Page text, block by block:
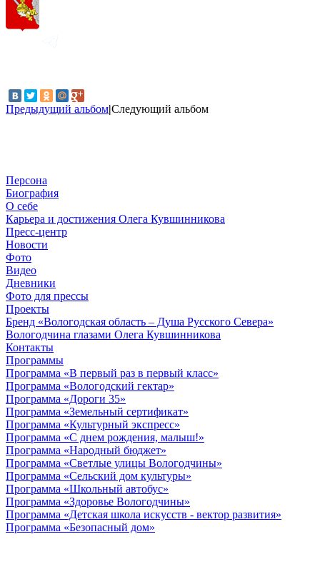
Предыдущий альбом|Следующий альбом
Персона
Биография
О себе
Карьера и достижения Олега Кувшинникова
Пресс-центр
Новости
Фото
Видео
Дневники
Фото для прессы
Проекты
Бренд «Вологодская область – Душа Русского Севера»
Вологодчина глазами Олега Кувшинникова
Контакты
Программы
Программа «В первый раз в первый класс»
Программа «Вологодский гектар»
Программа «Дороги 35»
Программа «Земельный сертификат»
Программа «Культурный экспресс»
Программа «С днем рождения, малыш!»
Программа «Народный бюджет»
Программа «Светлые улицы Вологодчины»
Программа «Сельский дом культуры»
Программа «Школьный автобус»
Программа «Здоровье Вологодчины»
Программа «Детская школа искусств - вектор развития»
Программа «Безопасный дом»